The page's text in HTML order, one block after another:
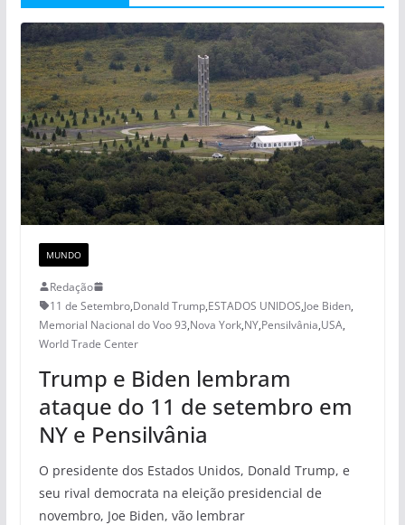
MUNDO
Redação
11 de Setembro,Donald Trump,ESTADOS UNIDOS,Joe Biden,
Memorial Nacional do Voo 93,Nova York,NY,Pensilvânia,USA,
World Trade Center
Trump e Biden lembram
ataque do 11 de setembro em
NY e Pensilvânia
O presidente dos Estados Unidos, Donald Trump, e
seu rival democrata na eleição presidencial de
novembro, Joe Biden, vão lembrar